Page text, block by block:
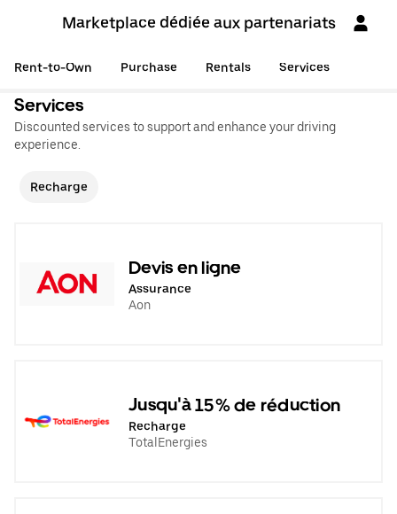
Marketplace dédiée aux partenariats
Rent-to-Own Purchase Rentals Services
Services
Discounted services to support and enhance your driving
experience.
Recharge
Devis en ligne
Assurance
Aon
Jusqu'à 15% de réduction
Recharge
TotalEnergies